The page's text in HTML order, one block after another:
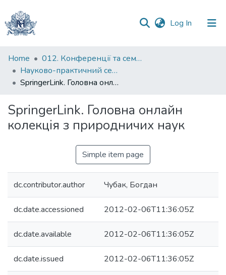
Log In (current)
Communities
&
Collections
Statistics
Home
012. Конференції та семінари НаУКМА
Науково-практичний семінар "Інформаційні ресурси для науки та освіти"
SpringerLink. Головна онлайн колекція з природничих наук
SpringerLink. Головна онлайн
колекція з природничих наук
Simple item page
dc.contributor.author Чубак, Богдан
dc.date.accessioned 2012-02-06T11:36:05Z
dc.date.available 2012-02-06T11:36:05Z
dc.date.issued 2012-02-06T11:36:05Z